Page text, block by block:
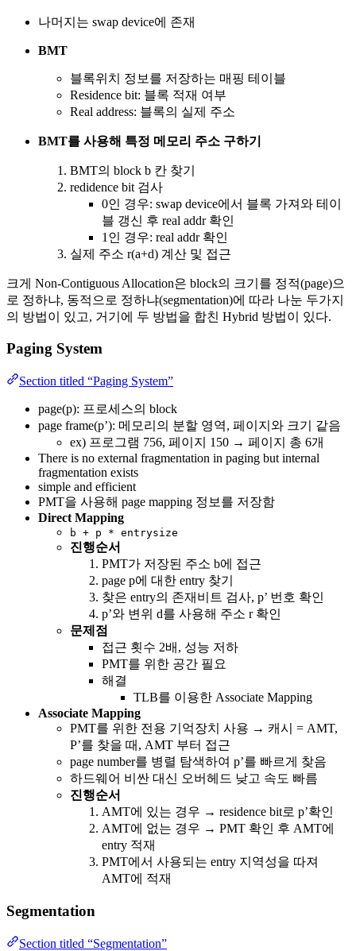
나머지는 swap device에 존재
BMT
블록위치 정보를 저장하는 매핑 테이블
Residence bit: 블록 적재 여부
Real address: 블록의 실제 주소
BMT를 사용해 특정 메모리 주소 구하기
BMT의 block b 칸 찾기
redidence bit 검사
0인 경우: swap device에서 블록 가져와 테이
블 갱신 후 real addr 확인
1인 경우: real addr 확인
실제 주소 r(a+d) 계산 및 접근
크게 Non-Contiguous Allocation은 block의 크기를 정적(page)으
로 정하냐, 동적으로 정하냐(segmentation)에 따라 나눈 두가지
의 방법이 있고, 거기에 두 방법을 합친 Hybrid 방법이 있다.
Paging System
Section titled “Paging System”
page(p): 프로세스의 block
page frame(p’): 메모리의 분할 영역, 페이지와 크기 같음
ex) 프로그램 756, 페이지 150 → 페이지 총 6개
There is no external fragmentation in paging but internal
fragmentation exists
simple and efficient
PMT을 사용해 page mapping 정보를 저장함
Direct Mapping
b + p * entrysize
진행순서
PMT가 저장된 주소 b에 접근
page p에 대한 entry 찾기
찾은 entry의 존재비트 검사, p’ 번호 확인
p’와 변위 d를 사용해 주소 r 확인
문제점
접근 횟수 2배, 성능 저하
PMT를 위한 공간 필요
해결
TLB를 이용한 Associate Mapping
Associate Mapping
PMT를 위한 전용 기억장치 사용 → 캐시 = AMT,
P’를 찾을 때, AMT 부터 접근
page number를 병렬 탐색하여 p’를 빠르게 찾음
하드웨어 비싼 대신 오버헤드 낮고 속도 빠름
진행순서
AMT에 있는 경우 → residence bit로 p’확인
AMT에 없는 경우 → PMT 확인 후 AMT에
entry 적재
PMT에서 사용되는 entry 지역성을 따져
AMT에 적재
Segmentation
Section titled “Segmentation”